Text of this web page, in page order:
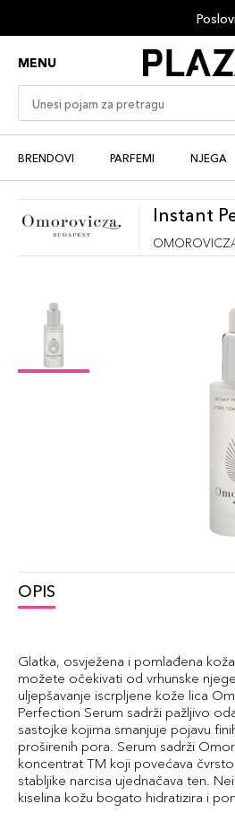
MENU
BRENDOVI PARFEMI NJEGA
Instant
OPIS
Glatka, osvježena i pomlađena
možete očekivati od vrhunske
uljepšavanje iscrpljene kože lica
Perfection Serum sadrži pažljivo
sastojke kojima smanjuje pojavu
proširenih pora. Serum sadrži
koncentrat TM koji povećava
stabljike narcisa ujednačava ten.
kiselina kožu bogato hidratizira i